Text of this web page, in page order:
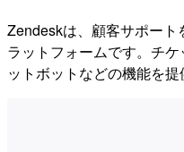
Zendeskは、顧客サポー
ラットフォームです。チ
ットボットなどの機能を提